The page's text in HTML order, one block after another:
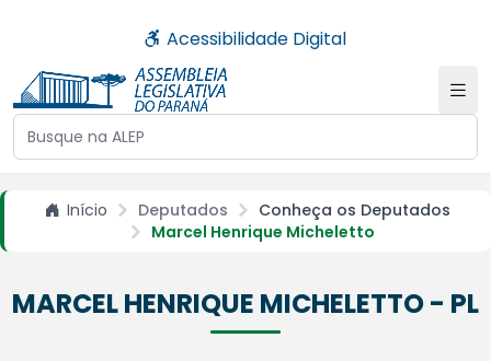
Acessibilidade Digital
Buscar no site da ALEP
Início Deputados
Conheça os Deputados
Marcel Henrique Micheletto
MARCEL HENRIQUE MICHELETTO - PL